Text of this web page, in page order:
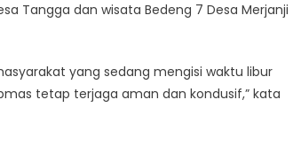
Tangga dan wisata Bedeng 7 Desa Merjanji
yang sedang mengisi waktu libur
tetap terjaga aman dan kondusif,” kata